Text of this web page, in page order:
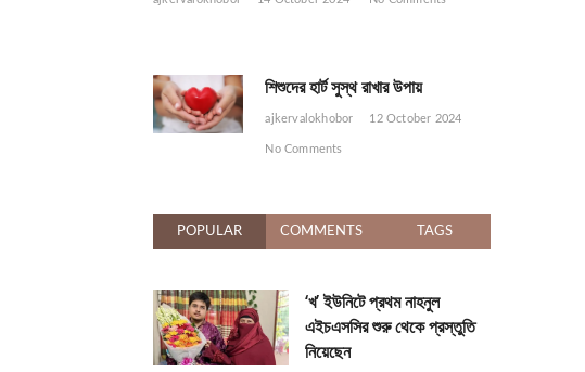
শিশুদের হার্ট সুস্থ রাখার উপায়
ajkervalokhobor 12 October 2024
No Comments
POPULAR COMMENTS TAGS
‘খ’ ইউনিটে প্রথম নাহনুল
এইচএসসির শুরু থেকে প্রস্তুতি
নিয়েছেন